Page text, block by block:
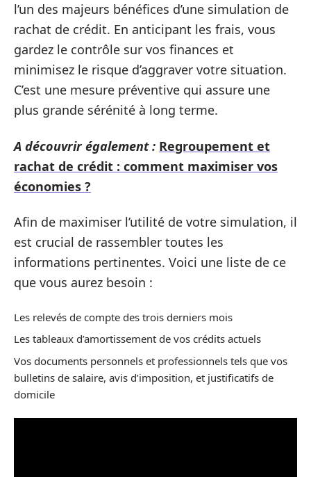
l’un des majeurs bénéfices d’une simulation de
rachat de crédit. En anticipant les frais, vous
gardez le contrôle sur vos finances et
minimisez le risque d’aggraver votre situation.
C’est une mesure préventive qui assure une
plus grande sérénité à long terme.
A découvrir également : Regroupement et
rachat de crédit : comment maximiser vos
économies ?
Afin de maximiser l’utilité de votre simulation, il
est crucial de rassembler toutes les
informations pertinentes. Voici une liste de ce
que vous aurez besoin :
Les relevés de compte des trois derniers mois
Les tableaux d’amortissement de vos crédits actuels
Vos documents personnels et professionnels tels que vos
bulletins de salaire, avis d’imposition, et justificatifs de
domicile